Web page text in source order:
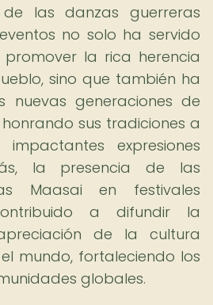
las danzas guerreras
no solo ha servido
la rica herencia
sino que también ha
nuevas generaciones de
sus tradiciones a
expresiones
la presencia de las
Maasai en festivales
a difundir la
de la cultura
mundo, fortaleciendo los
globales.